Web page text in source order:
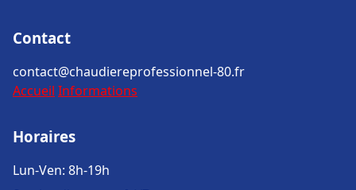
Contact
contact@chaudiereprofessionnel-80.fr
Accueil Informations
Horaires
Lun-Ven: 8h-19h